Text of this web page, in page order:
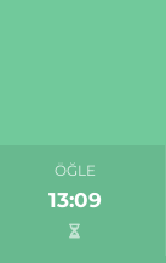
ÖĞLE
13:09